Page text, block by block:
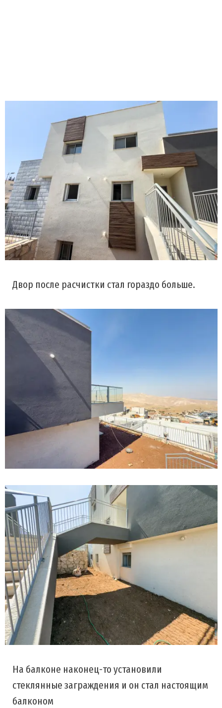
Двор после расчистки стал гораздо больше.
На балконе наконец-то установили
стеклянные заграждения и он стал настоящим
балконом